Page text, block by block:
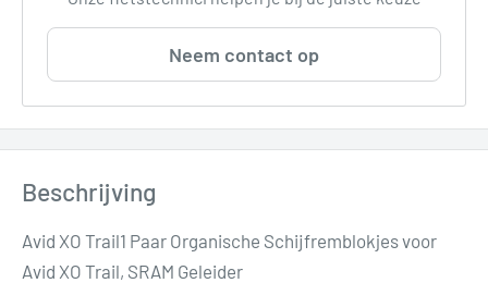
Neem contact op
Beschrijving
Avid XO Trail1 Paar Organische Schijfremblokjes voor
Avid XO Trail, SRAM Geleider